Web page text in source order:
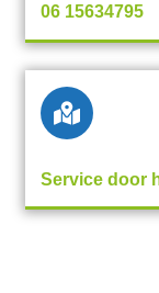
06 15634795
Service door